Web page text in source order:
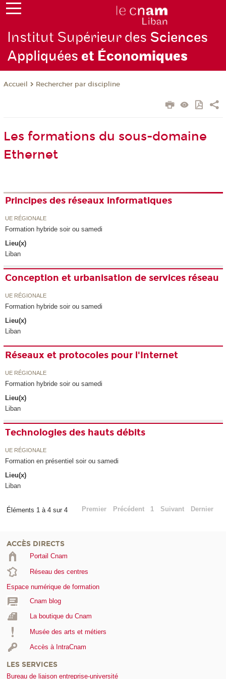
Institut Supérieur des Sciences
Appliquéeset Économiques
Accueil Rechercher par discipline
Les formations du sous-domaine
Ethernet
Principes des réseaux informatiques
UE RÉGIONALE
Formation hybride soir ou samedi
Lieu(x)
Liban
Conception et urbanisation de services réseau
UE RÉGIONALE
Formation hybride soir ou samedi
Lieu(x)
Liban
Réseaux et protocoles pour l'Internet
UE RÉGIONALE
Formation hybride soir ou samedi
Lieu(x)
Liban
Technologies des hauts débits
UE RÉGIONALE
Formation en présentiel soir ou samedi
Lieu(x)
Liban
Éléments 1 à 4 sur 4 Premier Précédent 1 Suivant Dernier
ACCÈS DIRECTS
Portail Cnam
Réseau des centres
Espace numérique de formation
Cnam blog
La boutique du Cnam
Musée des arts et métiers
Accès à IntraCnam
LES SERVICES
Bureau de liaison entreprise-université